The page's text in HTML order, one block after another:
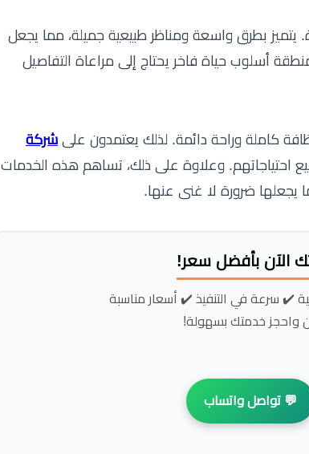
يتميز بطرق واسعة ومناظر طبيعية جميلة، مما يجعل
أسلوب حياة فاخر يحتاج إلى مراعاة التفاصيل
كاملة وراحة دائمة. لذلك يعتمدون على شركة
احتياجاتهم. وعلاوة على ذلك، تساهم هذه الخدمات
يجعلها ضرورة لا غنى عنها.
الآن بأفضل سعر!
✔️ سرعة في التنفيذ ✔️ أسعار مناسبة
واحجز خدمتك بسهولة!
💬 تواصل واتساب